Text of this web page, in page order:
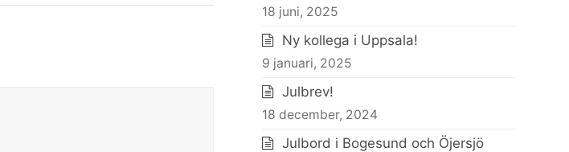
18 juni, 2025
Ny kollega i Uppsala!
9 januari, 2025
Julbrev!
18 december, 2024
Julbord i Bogesund och Öjersjö